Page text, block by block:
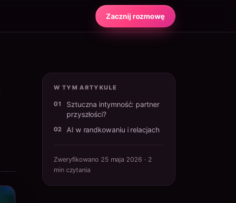
Zacznij rozmowę
W TYM ARTYKULE
Sztuczna intymność: partner
przyszłości?
AI w randkowaniu i relacjach
Zweryfikowano 25 maja 2026 · 2
min czytania